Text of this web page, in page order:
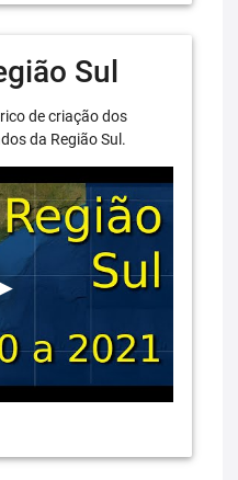
Sul
de criação dos
da Região Sul.